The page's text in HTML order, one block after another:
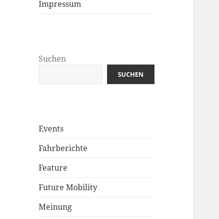
Impressum
Suchen
SUCHEN
Events
Fahrberichte
Feature
Future Mobility
Meinung